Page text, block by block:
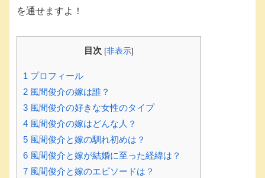
を通せますよ！
目次 [非表示]
1 プロフィール
2 風間俊介の嫁は誰？
3 風間俊介の好きな女性のタイプ
4 風間俊介の嫁はどんな人？
5 風間俊介と嫁の馴れ初めは？
6 風間俊介と嫁が結婚に至った経緯は？
7 風間俊介と嫁のエピソードは？